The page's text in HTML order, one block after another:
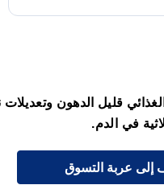
الغذائي قليل الدهون
في الدم.
إلى عربة التسوق